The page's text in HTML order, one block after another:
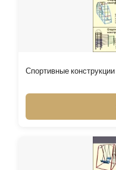
Спортивные конструкции